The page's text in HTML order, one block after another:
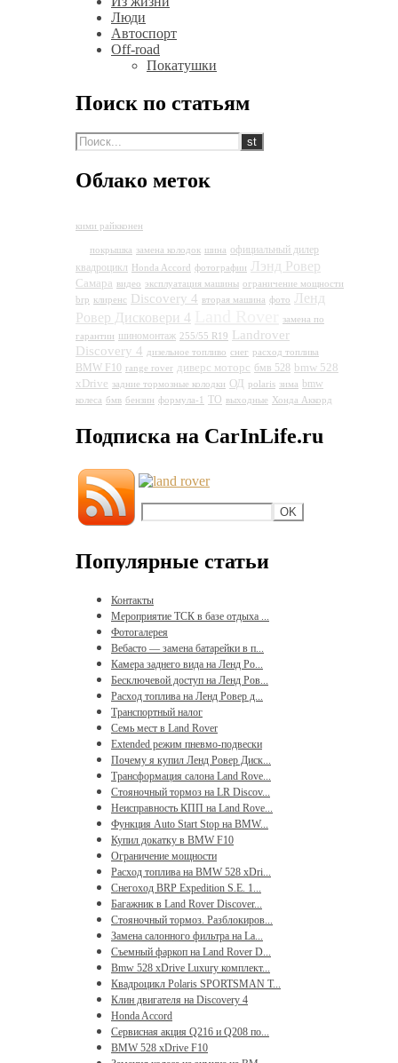
Люди
Автоспорт
Off-road
Покатушки
Поиск по статьям
Облако меток
кими райкконен
покрышка замена колодок шина официальный дилер
квадроцикл
Honda Accord фотографии Лэнд Ровер
Самара видео эксплуатация машины ограничение мощности
brp клиренс Discovery 4 вторая машина фото
Ленд
Ровер Дисковери 4
замена по
гарантии шиномонтаж 255/55 R19 Landrover
Discovery 4 дизельное топливо снег расход топлива
BMW F10 range rover диверс моторс бмв 528 bmw 528
xDrive задние тормозные колодки ОД polaris зима bmw
колеса бмв бензин формула-1 ТО выходные Хонда Аккорд
Подписка на CarInLife.ru
Популярные статьи
Контакты
Мероприятие ТСК в базе отдыха ...
Фотогалерея
Вебасто — замена батарейки в п...
Камера заднего вида на Ленд Ро...
Бесключевой доступ на Ленд Ров...
Расход топлива на Ленд Ровер д...
Транспортный налог
Семь мест в Land Rover
Extended режим пневмо-подвески
Почему я купил Ленд Ровер Диск...
Трансформация салона Land Rove...
Стояночный тормоз на LR Discov...
Неисправность КПП на Land Rove...
Функция Auto Start Stop на BMW...
Купил докатку в BMW F10
Ограничение мощности
Расход топлива на BMW 528 xDri...
Снегоход BRP Expedition S.E. 1...
Багажник в Land Rover Discover...
Стояночный тормоз. Разблокиров...
Замена салонного фильтра на La...
Съемный фаркоп на Land Rover D...
Bmw 528 xDrive Luxury комплект...
Квадроцикл Polaris SPORTSMAN T...
Клин двигателя на Discovery 4
Honda Accord
Сервисная акция Q216 и Q208 по...
BMW 528 xDrive F10